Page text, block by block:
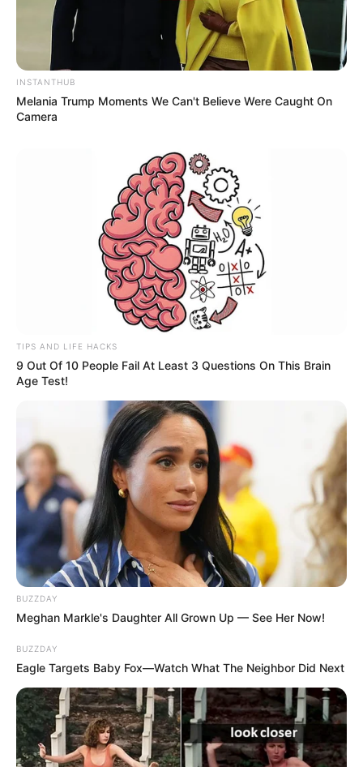
INSTANTHUB
Melania Trump Moments We Can't Believe Were Caught On
Camera
TIPS AND LIFE HACKS
9 Out Of 10 People Fail At Least 3 Questions On This Brain
Age Test!
BUZZDAY
Meghan Markle's Daughter All Grown Up — See Her Now!
BUZZDAY
Eagle Targets Baby Fox—Watch What The Neighbor Did Next